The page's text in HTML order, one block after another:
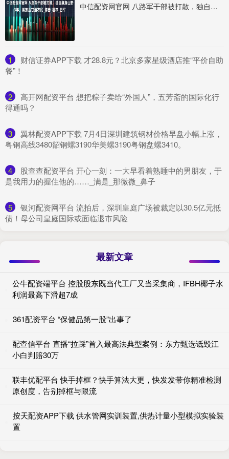
中信配资网官网 八路军干部被打散，独自藏身山野3年，解放后甘当农民_陈善_徂徕_日军
1
​财信证券APP下载 才28.8元？北京多家星级酒店推“平价自助
餐”！
2
​高开网配资平台 想把粽子卖给“外国人”，五芳斋的国际化行
得通吗？
3
​翼林配资APP下载 7月4日深圳建筑钢材价格早盘小幅上涨，
粤钢高线3480韶钢螺3190华美螺3190粤钢盘螺3410。
4
​股查查配资平台 开心一刻：一大早看着熟睡中的男朋友，于
是我用力的握住他的……_满是_那微微_鼻子
5
​银河配资网平台 流拍后，深圳皇庭广场被裁定以30.5亿元抵
债！母公司皇庭国际或面临退市风险
最新文章
公牛配资端平台 控股股东既当代工厂又当采集商，IFBH椰子水
利润最高下滑超7成
361配资平台 “保健品第一股”出事了
配查信平台 直播“拉踩”首入最高法典型案例：东方甄选诋毁江
小白判赔30万
联丰优配平台 快手掉框？快手算法大更，快发发带你精准检测
原创度，告别掉框与限流
按天配资APP下载 供水管网实训装置,供热计量小型模拟实验装
置